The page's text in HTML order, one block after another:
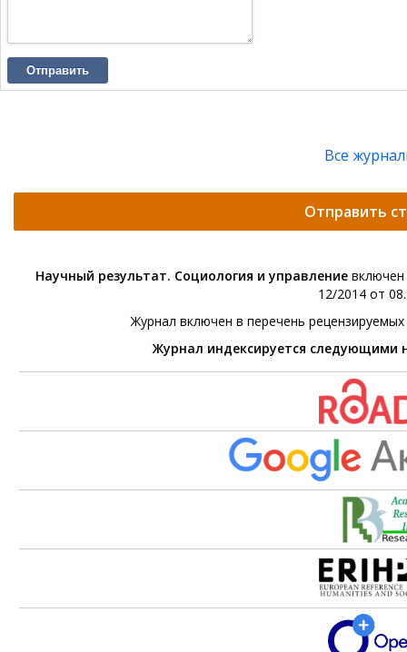
Отправить
Все
Отправить
Научный результат. Социология и управление
12/2014 от
Журнал включен в перечень
Журнал индексируется